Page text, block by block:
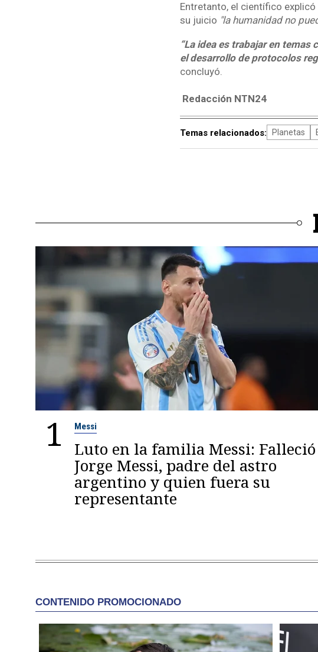
Entretanto, el científico
su juicio "la humanidad no
“La idea es trabajar en
el desarrollo de protocolos
concluyó.
Redacción NTN24
Temas relacionados: Planetas
1 Messi
Luto en la familia Messi: Falleció
Jorge Messi, padre del astro
argentino y quien fuera su
representante